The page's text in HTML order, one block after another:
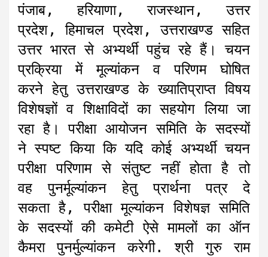
पंजाब, हरियाणा, राजस्थान, उत्तर
प्रदेश, हिमाचल प्रदेश, उत्तराखण्ड सहित
उत्तर भारत से अभ्यर्थी पहुंच रहे हैं। चयन
प्रक्रिया में मूल्यांकन व परिणम घोषित
करने हेतु उत्तराखण्ड के ख्यातिप्राप्त विषय
विशेषज्ञों व शिक्षाविदों का सहयोग लिया जा
रहा है। परीक्षा आयोजन समिति के सदस्यों
ने स्पष्ट किया कि यदि कोई अभ्यर्थी चयन
परीक्षा परिणाम से संतुष्ट नहीं होता है तो
वह पुनर्मूल्यांकन हेतु प्रार्थना पत्र दे
सकता है, परीक्षा मूल्यांकन विशेषज्ञ समिति
के सदस्यों की कमेटी ऐसे मामलों का ऑन
कैमरा पुनर्मुल्यांकन करेगी. श्री गुरु राम